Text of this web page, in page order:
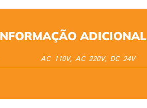
ADICIONAL
AC 110V, AC 220V, DC 24V